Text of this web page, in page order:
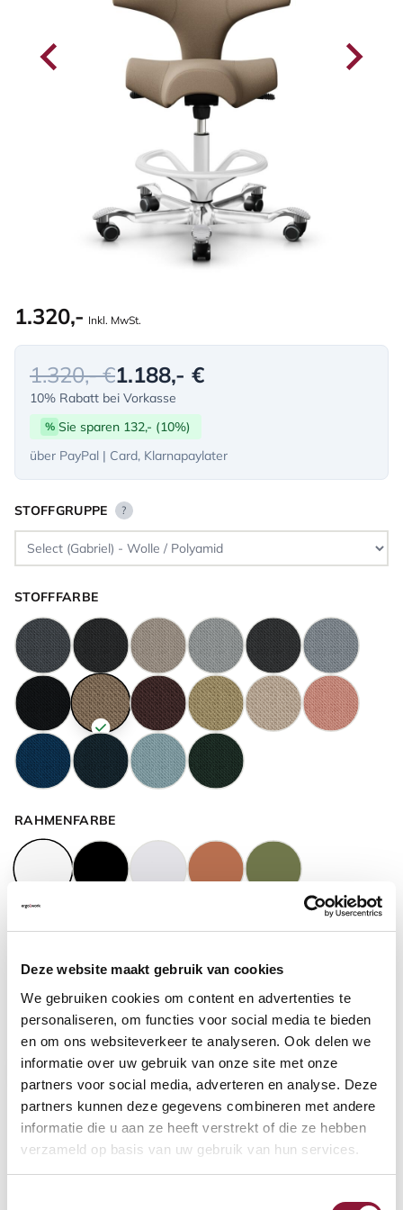
Deze website maakt gebruik van cookies
We gebruiken cookies om content en advertenties te
personaliseren, om functies voor social media te bieden
en om ons websiteverkeer te analyseren. Ook delen we
informatie over uw gebruik van onze site met onze
partners voor social media, adverteren en analyse. Deze
partners kunnen deze gegevens combineren met andere
informatie die u aan ze heeft verstrekt of die ze hebben
verzameld op basis van uw gebruik van hun services.
1.320,- Inkl. MwSt.
1.320,- €1.188,- €
10% Rabatt bei Vorkasse
% Sie sparen 132,- (10%)
über PayPal | Card, Klarnapaylater
STOFFGRUPPE ?
STOFFFARBE
RAHMENFARBE
GASFEDERHÖHE
BODENKONTAKT
FUSSRING ?